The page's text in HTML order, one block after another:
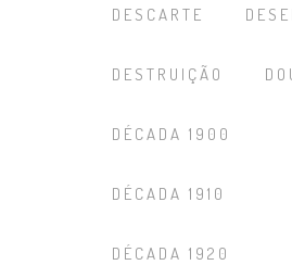
DESCARTE
DESTRUIÇÃO
DÉCADA 1900
DÉCADA 1910
DÉCADA 1920